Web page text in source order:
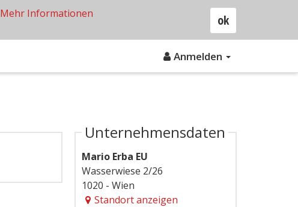
Anmelden
Unternehmensdaten
Mario Erba EU
Wasserwiese 2/26
1020 - Wien
Standort anzeigen
ok
Mehr Informationen